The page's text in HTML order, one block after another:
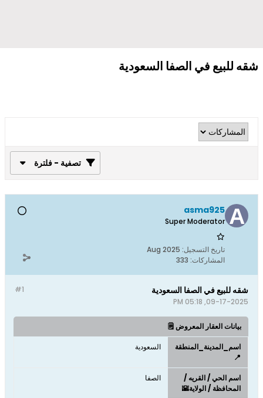
شقه للبيع في الصفا السعودية
تصفية - فلترة
asma925
Super Moderator
تاريخ التسجيل: Aug 2025
المشاركات: 333
#1 شقه للبيع في الصفا السعودية
09-17-2025, 05:18 PM
بيانات العقار المعروض 🗒️
اسم_المدينة_المنطقة
📍
السعودية
اسم الحي / القريه /
المحافظة / الولاية🌇
الصفا